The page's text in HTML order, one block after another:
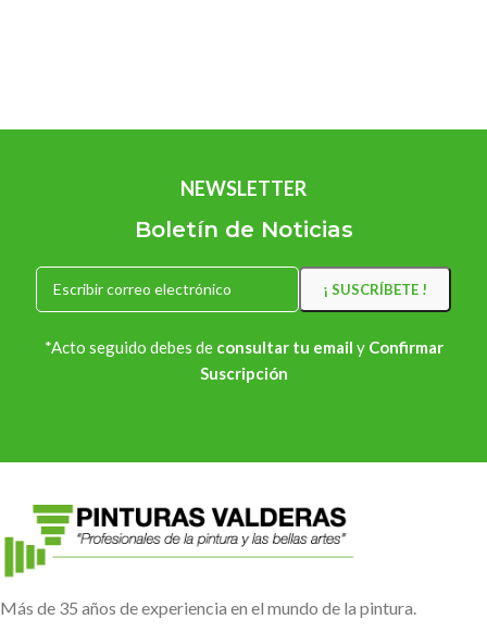
NEWSLETTER
Boletín de Noticias
*Acto seguido debes de consultar tu email y Confirmar
Suscripción
Más de 35 años de experiencia en el mundo de la pintura.